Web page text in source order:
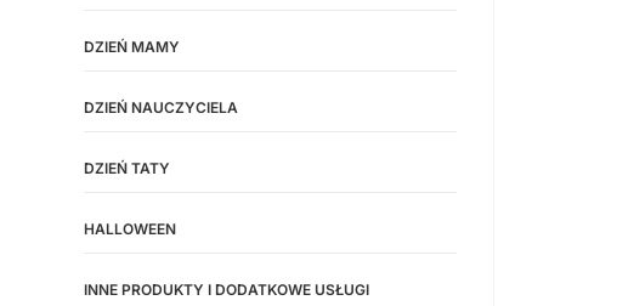
DZIEŃ MAMY
DZIEŃ NAUCZYCIELA
DZIEŃ TATY
HALLOWEEN
INNE PRODUKTY I DODATKOWE USŁUGI